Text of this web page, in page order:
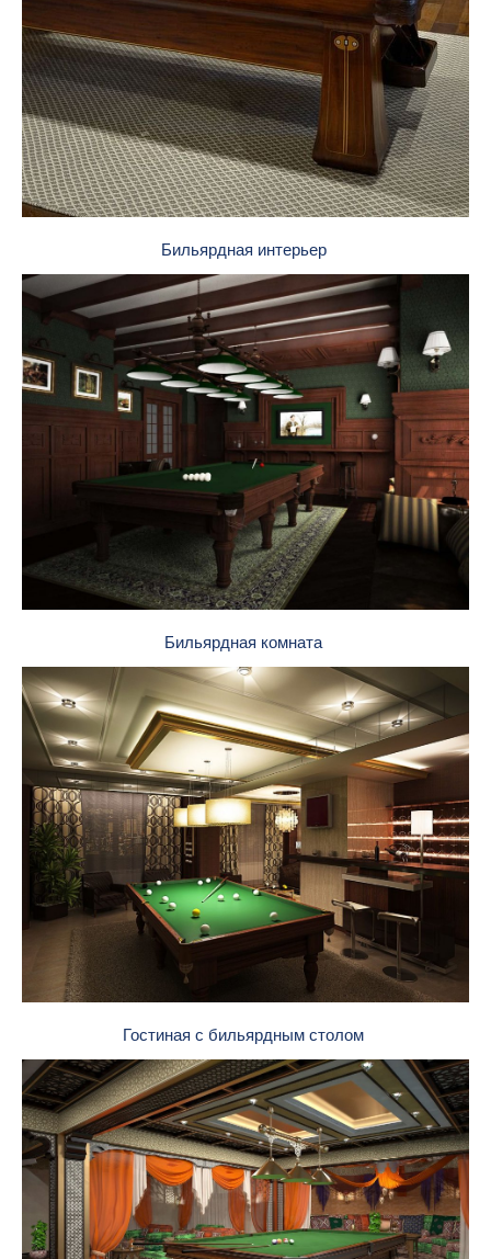
Бильярдная интерьер
Бильярдная комната
Гостиная с бильярдным столом